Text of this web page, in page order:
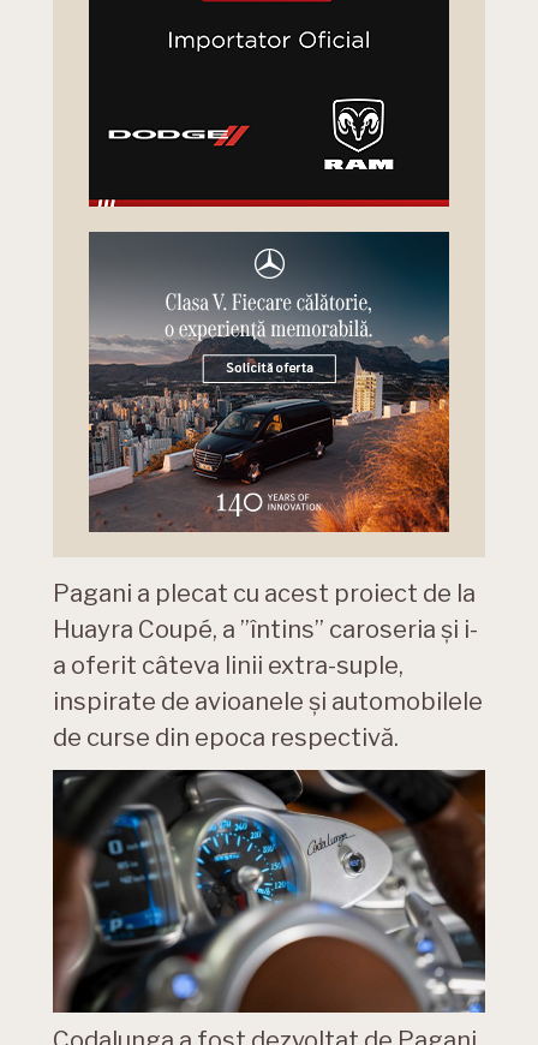
Pagani a plecat cu acest proiect de la
Huayra Coupé, a ”întins” caroseria și i-
a oferit câteva linii extra-suple,
inspirate de avioanele și automobilele
de curse din epoca respectivă.